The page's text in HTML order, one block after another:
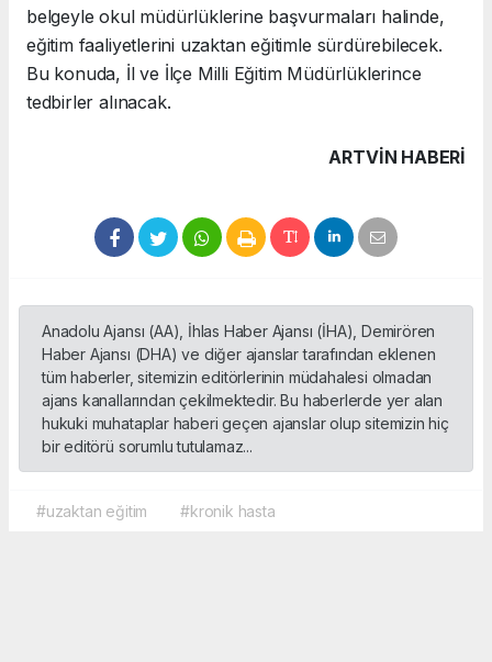
belgeyle okul müdürlüklerine başvurmaları halinde,
eğitim faaliyetlerini uzaktan eğitimle sürdürebilecek.
Bu konuda, İl ve İlçe Milli Eğitim Müdürlüklerince
tedbirler alınacak.
ARTVIN HABERİ
Anadolu Ajansı (AA), İhlas Haber Ajansı (İHA), Demirören
Haber Ajansı (DHA) ve diğer ajanslar tarafından eklenen
tüm haberler, sitemizin editörlerinin müdahalesi olmadan
ajans kanallarından çekilmektedir. Bu haberlerde yer alan
hukuki muhataplar haberi geçen ajanslar olup sitemizin hiç
bir editörü sorumlu tutulamaz...
#uzaktan eğitim #kronik hasta